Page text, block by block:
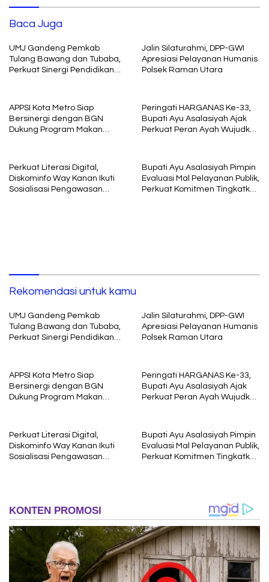
Baca Juga
UMJ Gandeng Pemkab
Tulang Bawang dan Tubaba,
Perkuat Sinergi Pendidikan
Jalin Silaturahmi, DPP-GWI
Apresiasi Pelayanan Humanis
Polsek Raman Utara
APPSI Kota Metro Siap
Bersinergi dengan BGN
Dukung Program Makan
Peringati HARGANAS Ke-33,
Bupati Ayu Asalasiyah Ajak
Perkuat Peran Ayah Wujudkan
Perkuat Literasi Digital,
Diskominfo Way Kanan Ikuti
Sosialisasi Pengawasan
Bupati Ayu Asalasiyah Pimpin
Evaluasi Mal Pelayanan Publik,
Perkuat Komitmen Tingkatkan
Rekomendasi untuk kamu
UMJ Gandeng Pemkab
Tulang Bawang dan Tubaba,
Perkuat Sinergi Pendidikan
Jalin Silaturahmi, DPP-GWI
Apresiasi Pelayanan Humanis
Polsek Raman Utara
APPSI Kota Metro Siap
Bersinergi dengan BGN
Dukung Program Makan
Peringati HARGANAS Ke-33,
Bupati Ayu Asalasiyah Ajak
Perkuat Peran Ayah Wujudkan
Perkuat Literasi Digital,
Diskominfo Way Kanan Ikuti
Sosialisasi Pengawasan
Bupati Ayu Asalasiyah Pimpin
Evaluasi Mal Pelayanan Publik,
Perkuat Komitmen Tingkatkan